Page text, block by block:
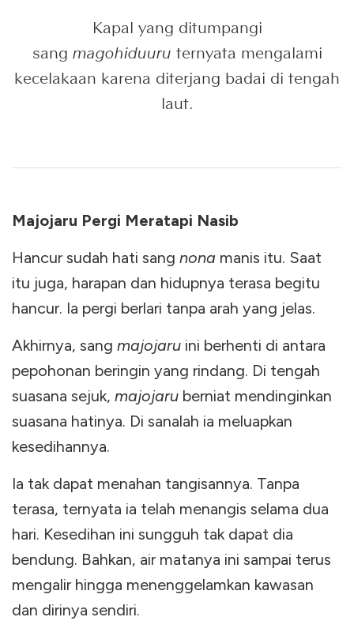
Kapal yang ditumpangi
sang magohiduuru ternyata mengalami
kecelakaan karena diterjang badai di tengah
laut.
Majojaru Pergi Meratapi Nasib
Hancur sudah hati sang nona manis itu. Saat
itu juga, harapan dan hidupnya terasa begitu
hancur. Ia pergi berlari tanpa arah yang jelas.
Akhirnya, sang majojaru ini berhenti di antara
pepohonan beringin yang rindang. Di tengah
suasana sejuk, majojaru berniat mendinginkan
suasana hatinya. Di sanalah ia meluapkan
kesedihannya.
Ia tak dapat menahan tangisannya. Tanpa
terasa, ternyata ia telah menangis selama dua
hari. Kesedihan ini sungguh tak dapat dia
bendung. Bahkan, air matanya ini sampai terus
mengalir hingga menenggelamkan kawasan
dan dirinya sendiri.